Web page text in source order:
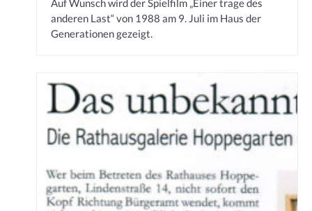
Auf Wunsch wird der Spielfilm „Einer trage des
anderen Last“ von 1988 am 9. Juli im Haus der
Generationen gezeigt.